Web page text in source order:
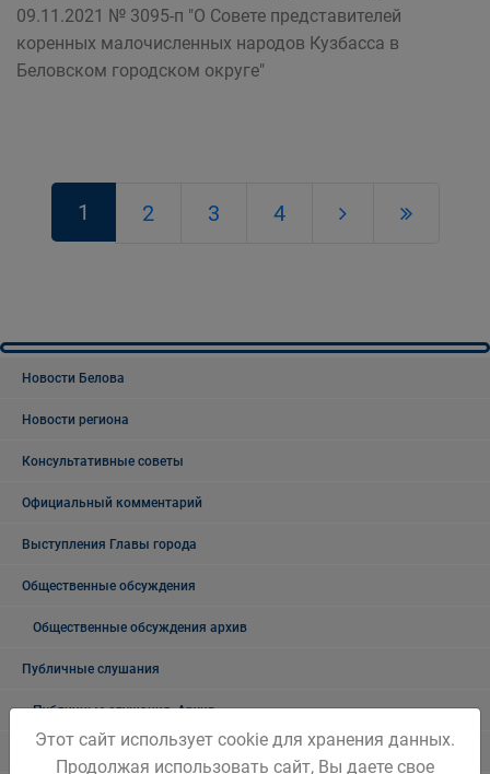
09.11.2021 № 3095-п "О Совете представителей
коренных малочисленных народов Кузбасса в
Беловском городском округе"
1 2 3 4
Новости Белова
Новости региона
Консультативные советы
Официальный комментарий
Выступления Главы города
Общественные обсуждения
Общественные обсуждения архив
Публичные слушания
Публичные слушания. Архив
Этот сайт использует cookie для хранения данных.
Продолжая использовать сайт, Вы даете свое